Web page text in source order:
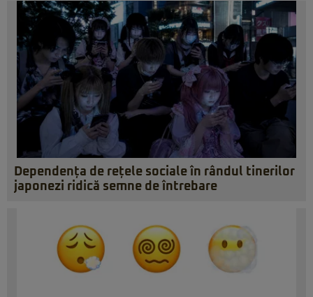
Dependența de rețele sociale în rândul tinerilor
japonezi ridică semne de întrebare